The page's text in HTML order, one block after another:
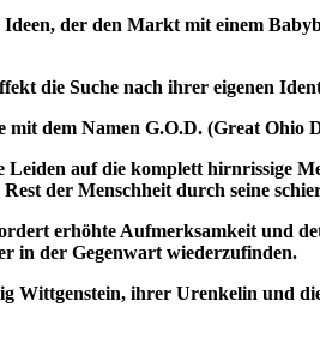
der den Markt mit einem
die Suche nach ihrer eigenen
dem Namen G.O.D. (Great Ohio
Leiden auf die komplett hirnrissige
der Menschheit durch seine
erhöhte Aufmerksamkeit und
in der Gegenwart wiederzufinden.
Wittgenstein, ihrer Urenkelin und